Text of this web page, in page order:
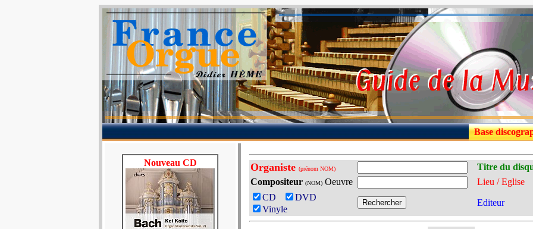
Base
Nouveau CD Organiste (prénom NOM)
Titre du
Compositeur (NOM) Oeuvre
Lieu / Eglise
CD
DVD
Vinyle
Editeur